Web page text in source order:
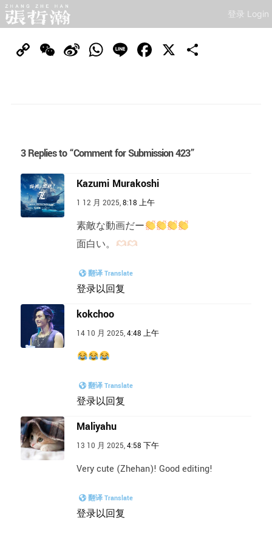
登录 Login
CopyWeChat
SinaWhatsApp
Line Facebook
X
3 Replies to “Comment for Submission 423”
Kazumi Murakoshi
1 12 月 2025,8:18 上午
素敵な動画だー
面白い。
翻译 Translate
登录以回复
kokchoo
14 10 月 2025,4:48 上午
翻译 Translate
登录以回复
Maliyahu
13 10 月 2025,4:58 下午
Very cute (Zhehan)! Good editing!
翻译 Translate
登录以回复